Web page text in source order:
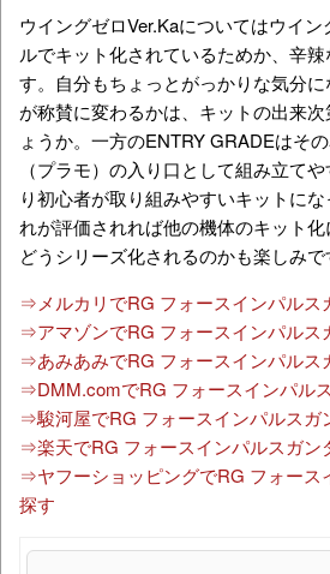
ウイングゼロVer.Kaについてはウイ
ルでキット化されているためか、辛
す。自分もちょっとがっかりな気分
が称賛に変わるかは、キットの出来
ょうか。一方のENTRY GRADEはそ
（プラモ）の入り口として組み立て
り初心者が取り組みやすいキットに
れが評価されれば他の機体のキット化
どうシリーズ化されるのかも楽しみで
⇒メルカリでRG フォースインパルス
⇒アマゾンでRG フォースインパルス
⇒あみあみでRG フォースインパルス
⇒DMM.comでRG フォースインパル
⇒駿河屋でRG フォースインパルスガ
⇒楽天でRG フォースインパルスガン
⇒ヤフーショッピングでRG フォース
探す